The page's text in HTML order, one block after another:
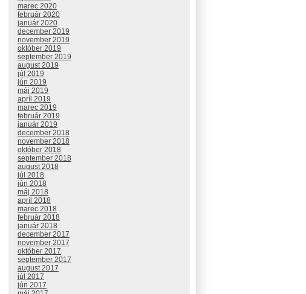
marec 2020
február 2020
január 2020
december 2019
november 2019
október 2019
september 2019
august 2019
júl 2019
jún 2019
máj 2019
apríl 2019
marec 2019
február 2019
január 2019
december 2018
november 2018
október 2018
september 2018
august 2018
júl 2018
jún 2018
máj 2018
apríl 2018
marec 2018
február 2018
január 2018
december 2017
november 2017
október 2017
september 2017
august 2017
júl 2017
jún 2017